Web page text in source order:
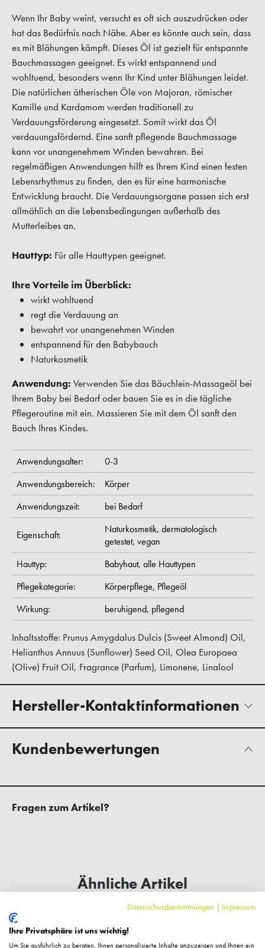
Wenn Ihr Baby weint, versucht es oft sich auszudrücken oder
hat das Bedürfnis nach Nähe. Aber es könnte auch sein, dass
es mit Blähungen kämpft. Dieses Öl ist gezielt für entspannte
Bauchmassagen geeignet. Es wirkt entspannend und
wohltuend, besonders wenn Ihr Kind unter Blähungen leidet.
Die natürlichen ätherischen Öle von Majoran, römischer
Kamille und Kardamom werden traditionell zu
Verdauungsförderung eingesetzt. Somit wirkt das Öl
verdauungsfördernd. Eine sanft pflegende Bauchmassage
kann vor unangenehmem Winden bewahren. Bei
regelmäßigen Anwendungen hilft es Ihrem Kind einen festen
Lebensrhythmus zu finden, den es für eine harmonische
Entwicklung braucht. Die Verdauungsorgane passen sich erst
allmählich an die Lebensbedingungen außerhalb des
Mutterleibes an.
Hauttyp: Für alle Hauttypen geeignet.
Ihre Vorteile im Überblick:
wirkt wohltuend
regt die Verdauung an
bewahrt vor unangenehmen Winden
entspannend für den Babybauch
Naturkosmetik
Anwendung: Verwenden Sie das Bäuchlein-Massageöl bei
Ihrem Baby bei Bedarf oder bauen Sie es in die tägliche
Pflegeroutine mit ein. Massieren Sie mit dem Öl sanft den
Bauch Ihres Kindes.
Anwendungsalter:
0-3
Anwendungsbereich:
Körper
Anwendungszeit:
bei Bedarf
Eigenschaft: Naturkosmetik, dermatologisch
getestet, vegan
Hauttyp:
Babyhaut, alle Hauttypen
Pflegekategorie:
Körperpflege, Pflegeöl
Wirkung:
beruhigend, pflegend
Inhaltsstoffe: Prunus Amygdalus Dulcis (Sweet Almond) Oil,
Helianthus Annuus (Sunflower) Seed Oil, Olea Europaea
(Olive) Fruit Oil, Fragrance (Parfum), Limonene, Linalool
Hersteller-Kontaktinformationen
Kundenbewertungen
Fragen zum Artikel?
Ähnliche Artikel
Datenschutzbestimmungen | Impressum
Ihre Privatsphäre ist uns wichtig!
Um Sie ausführlich zu beraten, Ihnen personalisierte Inhalte anzuzeigen und Ihnen ein